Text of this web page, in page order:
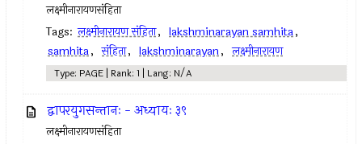
लक्ष्मीनारायणसंहिता
Tags: लक्ष्मीनारायण संहिता, lakshminarayan samhita,
samhita, संहिता, lakshminarayan, लक्ष्मीनारायण
Type: PAGE | Rank: 1 | Lang: N/A
द्वापरयुगसन्तानः - अध्यायः ३९
लक्ष्मीनारायणसंहिता